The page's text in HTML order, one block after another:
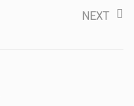
NEXT